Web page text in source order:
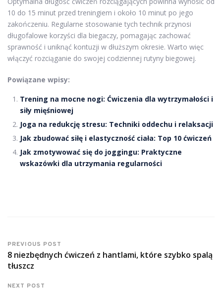
10 do 15 minut przed treningiem i około 10 minut po jego
zakończeniu. Regularne stosowanie tych technik przynosi
długofalowe korzyści dla biegaczy, pomagając zachować
sprawność i uniknąć kontuzji w dłuższym okresie. Warto więc
włączyć rozciąganie do swojej codziennej rutyny biegowej.
Powiązane wpisy:
Trening na mocne nogi: Ćwiczenia dla wytrzymałości i
siły mięśniowej
Joga na redukcję stresu: Techniki oddechu i relaksacji
Jak zbudować siłę i elastyczność ciała: Top 10 ćwiczeń
Jak zmotywować się do joggingu: Praktyczne
wskazówki dla utrzymania regularności
PREVIOUS POST
8 niezbędnych ćwiczeń z hantlami, które szybko spalą
tłuszcz
NEXT POST